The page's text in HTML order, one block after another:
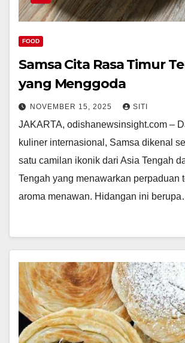
FOOD
Samsa Cita Rasa Timur
yang Menggoda
NOVEMBER 15, 2025 SITI
JAKARTA, odishanewsinsight.com –
kuliner internasional, Samsa dikenal
satu camilan ikonik dari Asia Tengah
Tengah yang menawarkan perpaduan
aroma menawan. Hidangan ini